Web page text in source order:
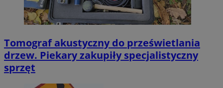
Tomograf akustyczny do prześwietlania
drzew. Piekary zakupiły specjalistyczny
sprzęt